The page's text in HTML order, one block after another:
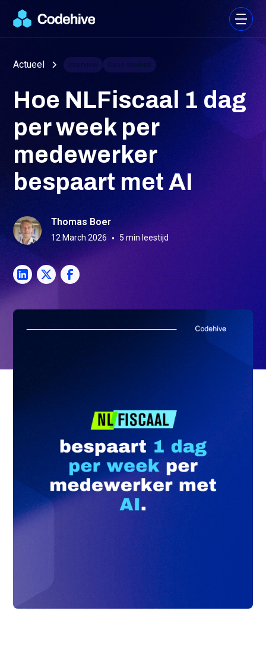
Actueel Interview Case studies
Hoe NLFiscaal 1 dag
per week per
medewerker
bespaart met AI
Thomas Boer
12 March 2026 • 5 min leestijd